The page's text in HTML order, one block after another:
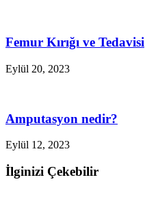
Femur Kırığı ve Tedavisi
Eylül 20, 2023
Amputasyon nedir?
Eylül 12, 2023
İlginizi Çekebilir